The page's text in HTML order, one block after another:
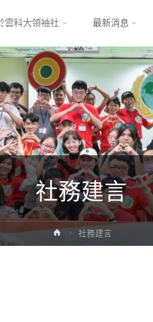
雲科大領袖社 最新消息
社務建言
Home社務建言